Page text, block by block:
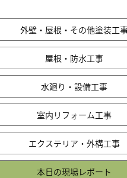
外壁・屋根・その他塗装工
屋根・防水工事
水廻り・設備工事
室内リフォーム工事
エクステリア・外構工事
本日の現場レポート